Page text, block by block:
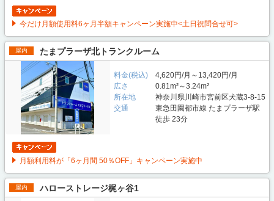
今だけ月額使用料6ヶ月半額キャンペーン実施中<土日祝問合せ可>
屋内 たまプラーザ北トランクルーム
料金(税込)
4,620円/月～13,420円/月
広さ
0.81m²～3.24m²
所在地
神奈川県川崎市宮前区犬蔵3-8-15
交通
東急田園都市線 たまプラーザ駅
徒歩 23分
月額利用料が「6ヶ月間 50％OFF」キャンペーン実施中
屋内 ハローストレージ梶ヶ谷1